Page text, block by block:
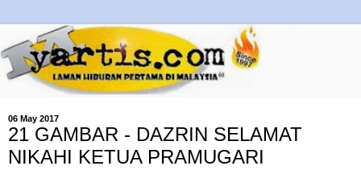
06 May 2017
21 GAMBAR - DAZRIN SELAMAT
NIKAHI KETUA PRAMUGARI